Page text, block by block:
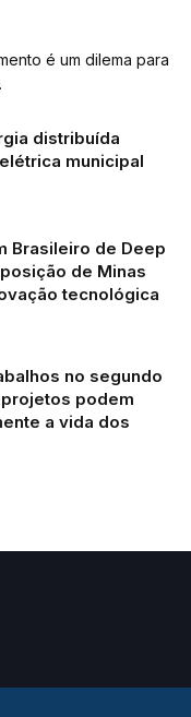
é um dilema para
distribuída
municipal
Brasileiro de Deep
de Minas
tecnológica
no segundo
podem
a vida dos